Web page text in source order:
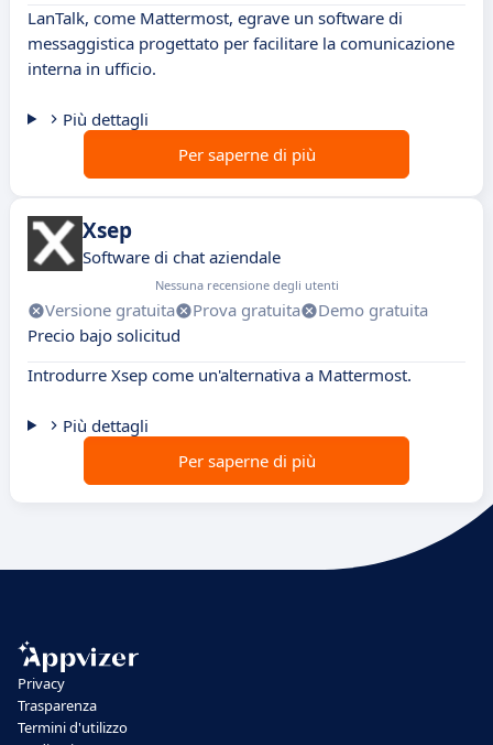
LanTalk, come Mattermost, egrave un software di
messaggistica progettato per facilitare la comunicazione
interna in ufficio.
Più dettagli
Per saperne di più
Xsep
Software di chat aziendale
Nessuna recensione degli utenti
Versione gratuita Prova gratuita
Demo gratuita
Precio bajo solicitud
Introdurre Xsep come un'alternativa a Mattermost.
Più dettagli
Per saperne di più
Privacy
Trasparenza
Termini d'utilizzo